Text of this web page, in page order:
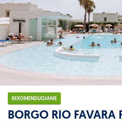
REKOMENDUOJAME
BORGO RIO FAVARA